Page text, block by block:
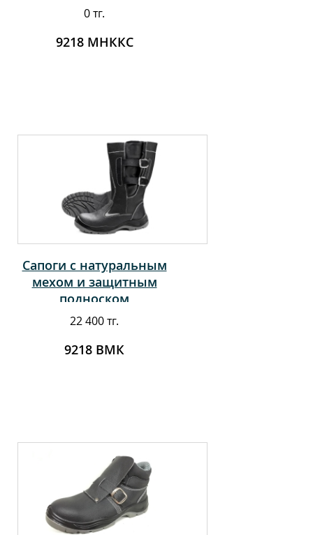
0 тг.
9218 МНККС
Сапоги с натуральным
мехом и защитным
подноском
22 400 тг.
9218 ВМК